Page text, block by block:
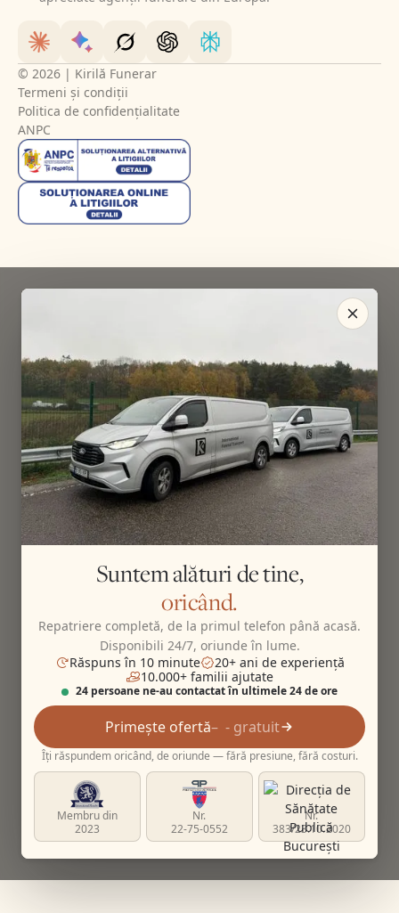
© 2026 | Kirilă Funerar
Termeni și condiții
Politica de confidențialitate
ANPC
Suntem alături de tine,
oricând.
Repatriere completă, de la primul telefon până acasă.
Disponibili 24/7, oriunde în lume.
Răspuns în 10 minute
20+ ani de experiență
10.000+ familii ajutate
24 persoane ne-au contactat în ultimele 24 de ore
Primește ofertă - gratuit
Îți răspundem oricând, de oriunde — fără presiune, fără costuri.
Membru din
2023
Nr.
22-75-0552
Nr.
383/23.10.2020